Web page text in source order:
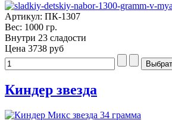
Артикул: ПК-1307
Вес: 1000 гр.
Внутри 23 сладости
Цена 3738 руб
Киндер звезда